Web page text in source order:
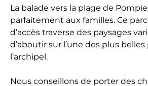
La balade vers la plage de
parfaitement aux familles. Ce
d’accès traverse des paysages
d’aboutir sur l’une des plus
l’archipel.
Nous conseillons de porter des